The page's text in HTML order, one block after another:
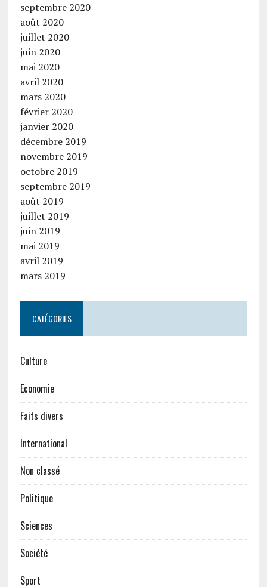
septembre 2020
août 2020
juillet 2020
juin 2020
mai 2020
avril 2020
mars 2020
février 2020
janvier 2020
décembre 2019
novembre 2019
octobre 2019
septembre 2019
août 2019
juillet 2019
juin 2019
mai 2019
avril 2019
mars 2019
CATÉGORIES
Culture
Economie
Faits divers
International
Non classé
Politique
Sciences
Société
Sport